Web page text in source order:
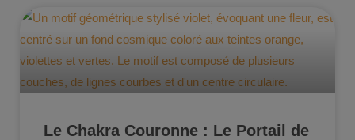
Le Chakra Couronne : Le Portail de